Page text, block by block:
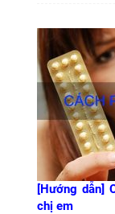
[Hướng dẫn]
chị em